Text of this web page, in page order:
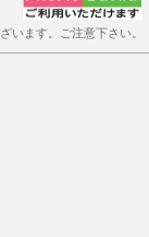
います。ご注意下さい。